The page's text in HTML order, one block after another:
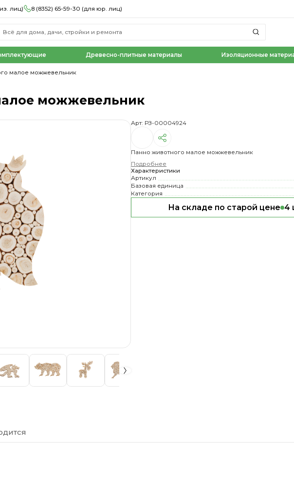
лиц) 8 (8352) 65-59-30 (для юр. лиц)
Древесно-плитные материалы Изоляционные
малое можжевельник
можжевельник
Арт: РЗ-00004924
Панно животного малое можжевельник
Подробнее
Характеристики
Артикул
Базовая единица
Категория
На складе по старой цене 4